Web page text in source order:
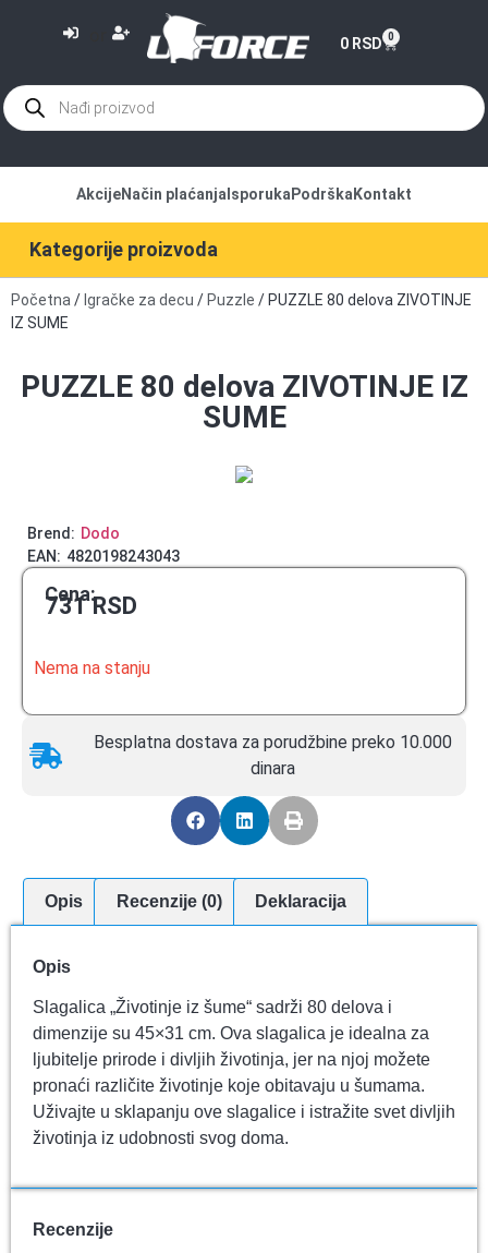
0 RSD 0
Kategorije proizvoda
AkcijeNačin plaćanja Isporuka Podrška Kontakt
Početna / Igračke za decu / Puzzle / PUZZLE 80 delova ZIVOTINJE
IZ SUME
PUZZLE 80 delova ZIVOTINJE IZ
SUME
Brend: Dodo
EAN: 4820198243043
Cena:
731RSD
Nema na stanju
Besplatna dostava za porudžbine preko 10.000
dinara
Opis Recenzije (0) Deklaracija
Opis
Slagalica „Životinje iz šume“ sadrži 80 delova i
dimenzije su 45×31 cm. Ova slagalica je idealna za
ljubitelje prirode i divljih životinja, jer na njoj možete
pronaći različite životinje koje obitavaju u šumama.
Uživajte u sklapanju ove slagalice i istražite svet divljih
životinja iz udobnosti svog doma.
Recenzije